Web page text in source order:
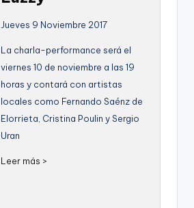
Jueves 9 Noviembre 2017
La charla-performance será el
viernes 10 de noviembre a las 19
horas y contará con artistas
locales como Fernando Saénz de
Elorrieta, Cristina Poulin y Sergio
Uran
Leer más >